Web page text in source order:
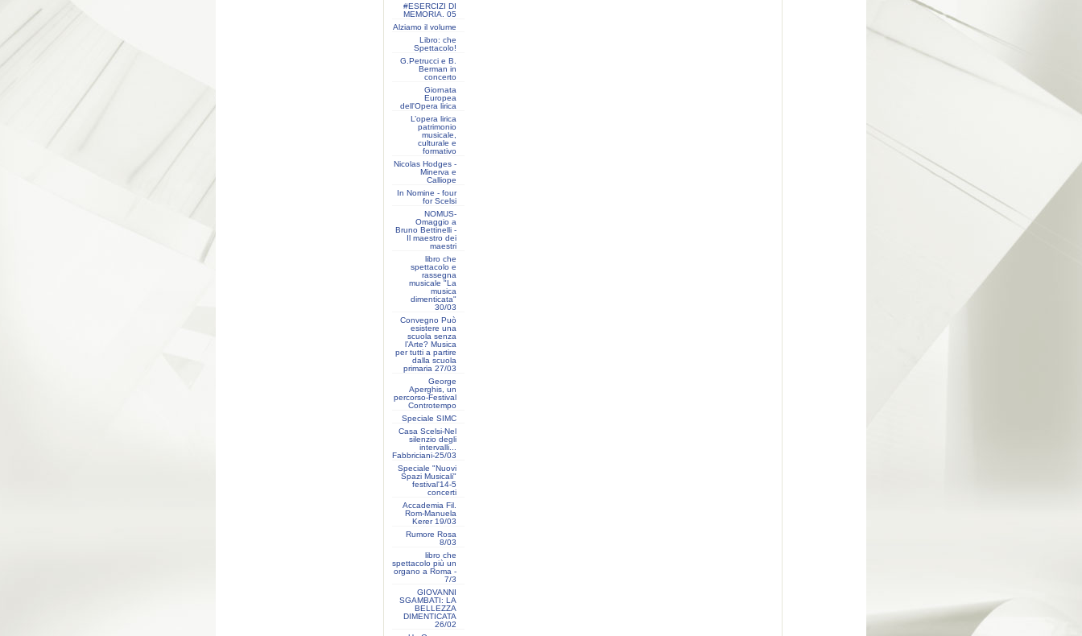
#ESERCIZI DI
MEMORIA. 05
Alziamo il volume
Libro: che
Spettacolo!
G.Petrucci e B.
Berman in
concerto
Giornata
Europea
dell'Opera lirica
L’opera lirica
patrimonio
musicale,
culturale e
formativo
Nicolas Hodges -
Minerva e
Calliope
In Nomine - four
for Scelsi
NOMUS-
Omaggio a
Bruno Bettinelli -
Il maestro dei
maestri
libro che
spettacolo e
rassegna
musicale "La
musica
dimenticata"
30/03
Convegno Può
esistere una
scuola senza
l’Arte? Musica
per tutti a partire
dalla scuola
primaria 27/03
George
Aperghis, un
percorso-Festival
Controtempo
Speciale SIMC
Casa Scelsi-Nel
silenzio degli
intervalli...
Fabbriciani-25/03
Speciale "Nuovi
Spazi Musicali"
festival'14-5
concerti
Accademia Fil.
Rom-Manuela
Kerer 19/03
Rumore Rosa
8/03
libro che
spettacolo più un
organo a Roma -
7/3
GIOVANNI
SGAMBATI: LA
BELLEZZA
DIMENTICATA
26/02